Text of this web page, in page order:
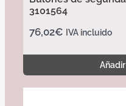
3101564
76,02€ IVA incluido